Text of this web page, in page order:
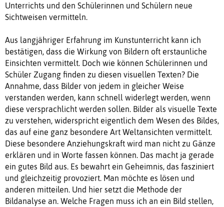
Unterrichts und den Schülerinnen und Schülern neue
Sichtweisen vermitteln.
Aus langjähriger Erfahrung im Kunstunterricht kann ich
bestätigen, dass die Wirkung von Bildern oft erstaunliche
Einsichten vermittelt. Doch wie können Schülerinnen und
Schüler Zugang finden zu diesen visuellen Texten? Die
Annahme, dass Bilder von jedem in gleicher Weise
verstanden werden, kann schnell widerlegt werden, wenn
diese versprachlicht werden sollen. Bilder als visuelle Texte
zu verstehen, widerspricht eigentlich dem Wesen des Bildes,
das auf eine ganz besondere Art Weltansichten vermittelt.
Diese besondere Anziehungskraft wird man nicht zu Gänze
erklären und in Worte fassen können. Das macht ja gerade
ein gutes Bild aus. Es bewahrt ein Geheimnis, das fasziniert
und gleichzeitig provoziert. Man möchte es lösen und
anderen mitteilen. Und hier setzt die Methode der
Bildanalyse an. Welche Fragen muss ich an ein Bild stellen,